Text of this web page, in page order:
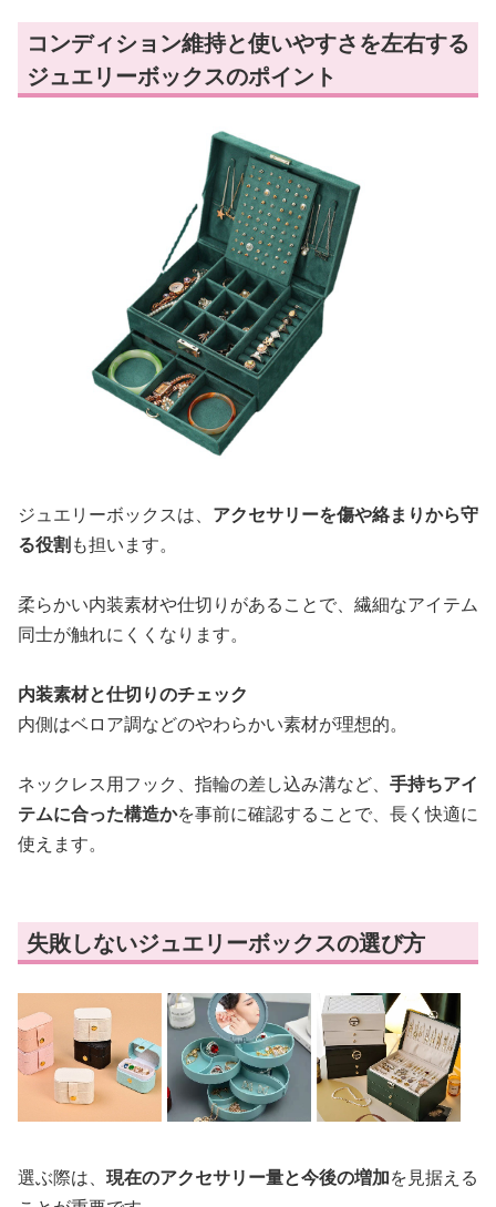
コンディション維持と使いやすさを左右する
ジュエリーボックスのポイント
ジュエリーボックスは、 アクセサリーを傷や絡まりから守
る役割も担います。
柔らかい内装素材や仕切りがあることで、繊細なアイテム
同士が触れにくくなります。
内装素材と仕切りのチェック
内側はベロア調などのやわらかい素材が理想的。
ネックレス用フック、指輪の差し込み溝など、 手持ちアイ
テムに合った構造かを事前に確認することで、長く快適に
使えます。
失敗しないジュエリーボックスの選び方
選ぶ際は、 現在のアクセサリー量と今後の増加を見据える